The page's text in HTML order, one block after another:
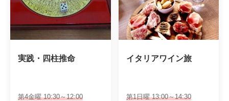
実践・四柱推命
第4金曜 10:30～12:00
イタリアワイン旅
第1日曜 13:00～14:30